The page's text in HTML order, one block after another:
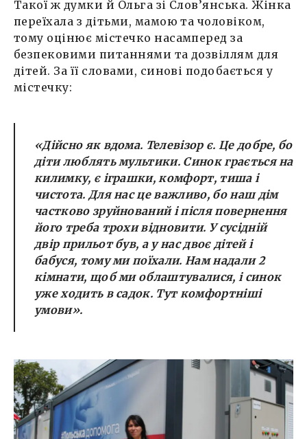
Такої ж думки й Ольга зі Слов’янська. Жінка
переїхала з дітьми, мамою та чоловіком,
тому оцінює містечко насамперед за
безпековими питаннями та дозвіллям для
дітей. За її словами, синові подобається у
містечку:
«Дійсно як вдома. Телевізор є. Це добре, бо
діти люблять мультики. Синок грається на
килимку, є іграшки, комфорт, тиша і
чистота. Для нас це важливо, бо наш дім
частково зруйнований і після повернення
його треба трохи відновити. У сусідній
двір прильот був, а у нас двоє дітей і
бабуся, тому ми поїхали. Нам надали 2
кімнати, щоб ми облаштувалися, і синок
уже ходить в садок. Тут комфортніші
умови».